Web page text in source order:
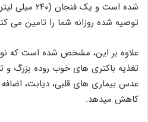
توصیه شده روزانه شما را تامین می
علاوه بر این، مشخص شده است که
تغذیه باکتری های خوب روده بزرگ
عدس بیماری های قلبی، دیابت،
کاهش میدهد.